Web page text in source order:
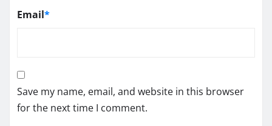
Email*
Save my name, email, and website in this browser
for the next time I comment.